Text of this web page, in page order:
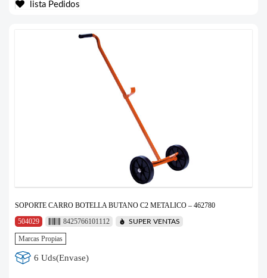
lista Pedidos
SOPORTE CARRO BOTELLA BUTANO C2 METALICO – 462780
504029
8425766101112 SUPER VENTAS
Marcas Propias
6 Uds(Envase)